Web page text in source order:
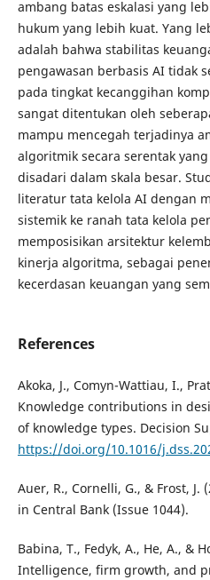
ambang batas eskalasi yang
hukum yang lebih kuat. Yang
adalah bahwa stabilitas
pengawasan berbasis AI tidak
pada tingkat kecanggihan
sangat ditentukan oleh
mampu mencegah terjadinya
algoritmik secara serentak
disadari dalam skala besar.
literatur tata kelola AI dengan
sistemik ke ranah tata kelola
memposisikan arsitektur
kinerja algoritma, sebagai
kecerdasan keuangan yang
References
Akoka, J., Comyn-Wattiau, I.,
Knowledge contributions in
of knowledge types. Decision
https://doi.org/10.1016/
Auer, R., Cornelli, G., & Frost,
in Central Bank (Issue 1044).
Babina, T., Fedyk, A., He, A., &
Intelligence, firm growth, and